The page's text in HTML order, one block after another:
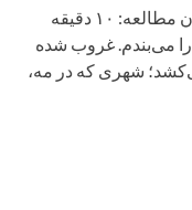
نویسنده: مسعود بُربُر ۸ مرداد ۱۴۰۴ زمان مطالعه: ۱۰ دقیقه
را می‌بندم. غروب شده
شهری که در مه،